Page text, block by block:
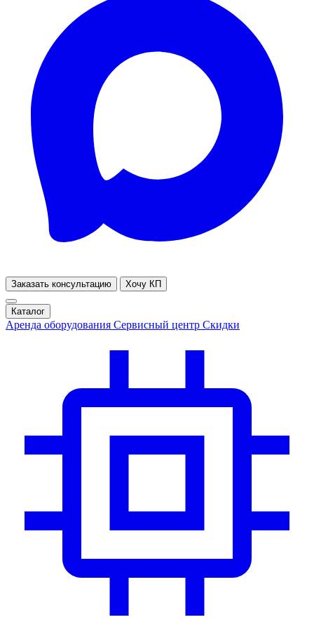
Заказать консультацию Хочу КП
Каталог
Аренда оборудования Сервисный центр Скидки